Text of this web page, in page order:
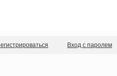
Вход с паролем